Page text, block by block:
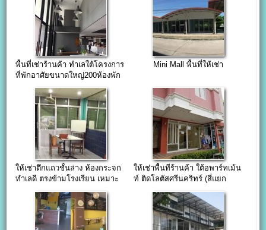
พื้นที่เช่าร้านค้า ทำเลใต้โครงการ
ที่พักอาศัยขนาดใหญ่200ห้องพัก
Mini Mall พื้นที่ให้เช่า
ให้เช่าตึกแถวชั้นล่าง ห้องกระจก
ทำเลดี ตรงข้ามโรงเรียน เหมาะ
ให้เช่าพื้นทีร้านค้า ใต้อพาร์ทเม้น
ท์ ติดโลตัสศรีนคริทร์ (สี่แยก